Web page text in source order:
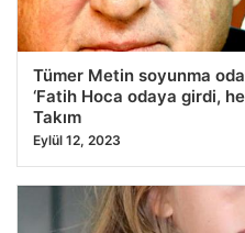
Tümer Metin soyunma
‘Fatih Hoca odaya girdi,
Takım
Eylül 12, 2023